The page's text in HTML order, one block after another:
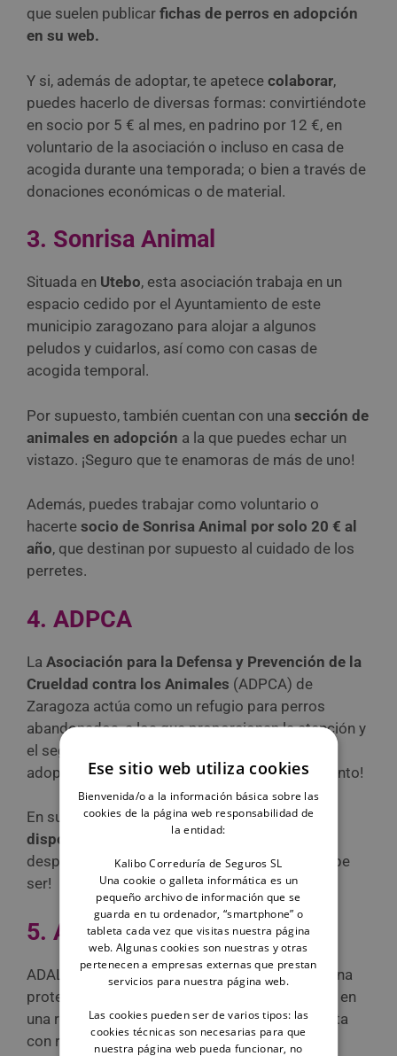
que suelen publicar fichas de perros en adopción
en su web.
Y si, además de adoptar, te apetece colaborar,
puedes hacerlo de diversas formas: convirtiéndote
en socio por 5 € al mes, en padrino por 12 €, en
voluntario de la asociación o incluso en casa de
acogida durante una temporada; o bien a través de
donaciones económicas o de material.
3. Sonrisa Animal
Situada en Utebo, esta asociación trabaja en un
espacio cedido por el Ayuntamiento de este
municipio zaragozano para alojar a algunos
peludos y cuidarlos, así como con casas de
acogida temporal.
Por supuesto, también cuentan con una sección de
animales en adopción a la que puedes echar un
vistazo. ¡Seguro que te enamoras de más de uno!
Además, puedes trabajar como voluntario o
hacerte socio de Sonrisa Animal por solo 20 € al
año, que destinan por supuesto al cuidado de los
perretes.
4. ADPCA
La Asociación para la Defensa y Prevención de la
Crueldad contra los Animales (ADPCA) de
Zaragoza actúa como un refugio para perros
abandonados, a los que proporcionan la atención y
el seguimiento que necesitan hasta que son
adoptados. Se fundó en1981, ¡que se dice pronto!
En su web muestran los perros acogidos y
disponibles para adopción, todos vacunados,
desparasitados y con su microchip. ¡Como debe
ser!
5. Adala Zaragoza
ADALA (Amor y Defensa A Los Animales) es una
protectora de perros en Zaragoza que se basa en
una red de casas de acogida, es decir, no cuenta
con refugio propio.
Ese sitio web utiliza cookies
Bienvenida/o a la información básica sobre las
cookies de la página web responsabilidad de
la entidad:
Kalibo Correduría de Seguros SL
Una cookie o galleta informática es un
pequeño archivo de información que se
guarda en tu ordenador, “smartphone” o
tableta cada vez que visitas nuestra página
web. Algunas cookies son nuestras y otras
pertenecen a empresas externas que prestan
servicios para nuestra página web.
Las cookies pueden ser de varios tipos: las
cookies técnicas son necesarias para que
nuestra página web pueda funcionar, no